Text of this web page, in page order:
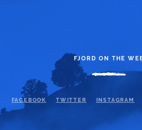
FJORD ON THE
FACEBOOK TWITTER INSTAGRAM